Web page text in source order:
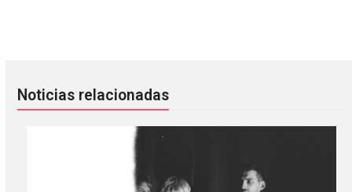
Noticias relacionadas